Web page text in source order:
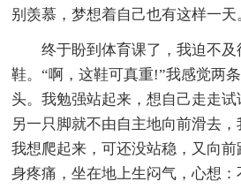
别羡慕，梦想着自己也有这样一天
终于盼到体育课了，我迫不及
鞋。“啊，这鞋可真重!”我感觉两
头。我勉强站起来，想自己走走试
另一只脚就不由自主地向前滑去，
我想爬起来，可还没站稳，又向
身疼痛，坐在地上生闷气，心想